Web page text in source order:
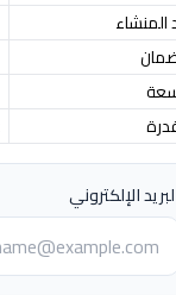
المنشاء
الإلكتروني